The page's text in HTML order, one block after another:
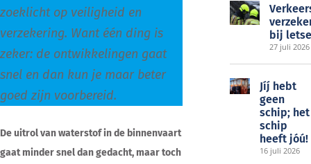
zoeklicht op veiligheid en
verzekering. Want één ding is
zeker: de ontwikkelingen gaat
snel en dan kun je maar beter
goed zijn voorbereid.
De uitrol van waterstof in de binnenvaart
gaat minder snel dan gedacht, maar toch
bij
27 juli 2026
Jíj́ hebt
geen
schip; het
schip
heeft jóú!
16 juli 2026